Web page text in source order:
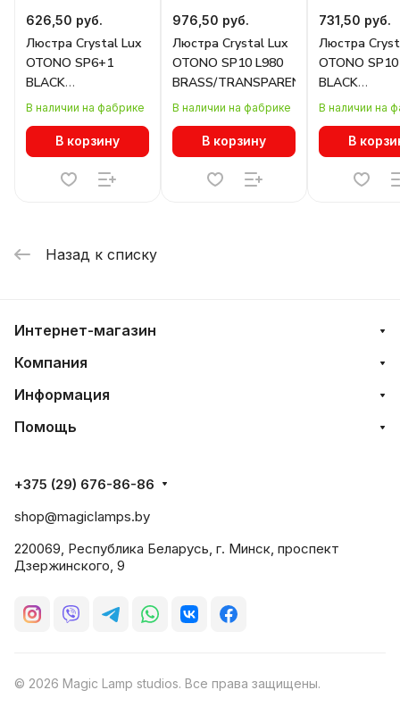
626,50 руб.
Люстра Crystal Lux
OTONO SP6+1
BLACK
CHROMIUM/TRANSPARENTE
В наличии на фабрике
В корзину
976,50 руб.
Люстра Crystal Lux
OTONO SP10 L980
BRASS/TRANSPARENTE
В наличии на фабрике
В корзину
731,50 руб.
Люстра
OTONO
BLACK
CHROMIUM/
В наличии на
В
Назад к списку
Интернет-магазин
Компания
Информация
Помощь
+375 (29) 676-86-86
shop@magiclamps.by
220069, Республика Беларусь, г. Минск, проспект
Дзержинского, 9
© 2026 Magic Lamp studios. Все права защищены.